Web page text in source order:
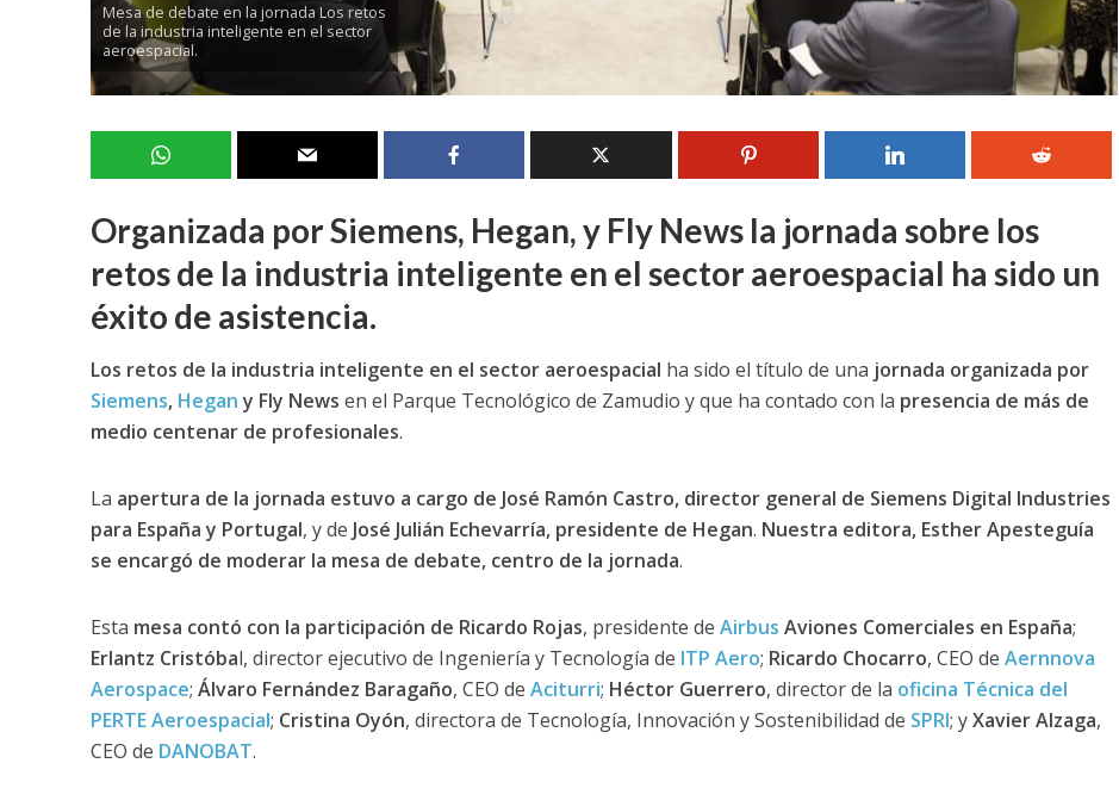
Mesa de debate en la jornada Los retos
de la industria inteligente en el sector
aeroespacial.
Organizada por Siemens, Hegan, y Fly News la jornada sobre los
retos de la industria inteligente en el sector aeroespacial ha sido un
éxito de asistencia.
Los retos de la industria inteligente en el sector aeroespacial ha sido el título de una jornada organizada por
Siemens, Hegany Fly News en el Parque Tecnológico de Zamudio y que ha contado con la presencia de más de
medio centenar de profesionales.
La apertura de la jornada estuvo a cargo de José Ramón Castro, director general de Siemens Digital Industries
para España y Portugal, y de José Julián Echevarría, presidente de Hegan. Nuestra editora, Esther Apesteguía
se encargó de moderar la mesa de debate, centro de la jornada.
Esta mesa contó con la participación de Ricardo Rojas, presidente de Airbus Aviones Comerciales en España;
Erlantz Cristóbal, director ejecutivo de Ingeniería y Tecnología de ITP Aero; Ricardo Chocarro, CEO de Aernnova
Aerospace; Álvaro Fernández Baragaño, CEO de Aciturri; Héctor Guerrero, director de la oficina Técnica del
PERTE Aeroespacial; Cristina Oyón, directora de Tecnología, Innovación y Sostenibilidad de SPRI; yXavier Alzaga,
CEO de DANOBAT.